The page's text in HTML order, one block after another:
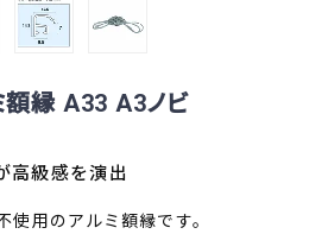
額縁 A33 A3ノビ
高級感を演出
使用のアルミ額縁です。